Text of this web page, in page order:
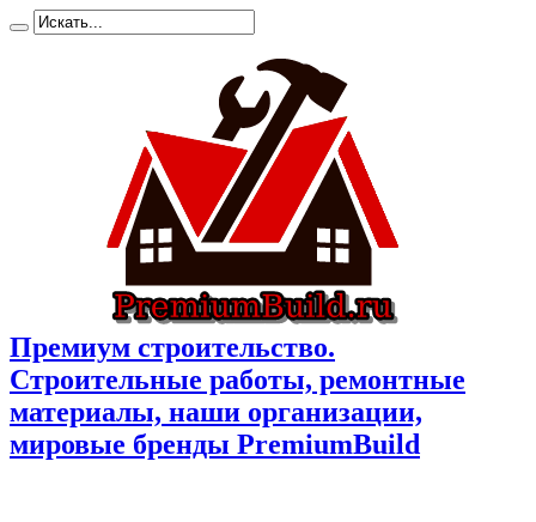
Премиум cтроительство.
Cтроительные работы, ремонтные
материалы, наши организации,
мировые бренды PremiumBuild